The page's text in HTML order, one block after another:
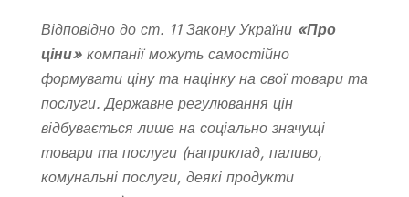
Відповідно до ст. 11 Закону України «Про
ціни»компанії можуть самостійно
формувати ціну та націнку на свої товари та
послуги. Державне регулювання цін
відбувається лише на соціально значущі
товари та послуги (наприклад, паливо,
комунальні послуги, деякі продукти